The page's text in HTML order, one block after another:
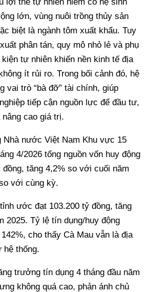
lớn, vùng nuôi trồng thủy sản
biệt là ngành tôm xuất khẩu. Tuy
phân tán, quy mô nhỏ lẻ và phụ
tự nhiên khiến nền kinh tế địa
ít rủi ro. Trong bối cảnh đó, hệ
vai trò “bà đỡ” tài chính, giúp
tiếp cận nguồn lực để đầu tư,
cao giá trị.
Nhà nước Việt Nam Khu vực 15
4/2026 tổng nguồn vốn huy động
đồng, tăng 4,2% so với cuối năm
với cùng kỳ.
ước đạt 103.200 tỷ đồng, tăng
2025. Tỷ lệ tín dụng/huy động
cho thấy Cà Mau vẫn là địa
hệ thống.
trưởng tín dụng 4 tháng đầu năm
không quá cao, phản ánh chủ